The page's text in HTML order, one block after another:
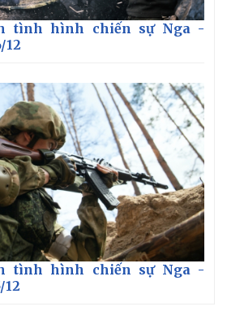
tình hình chiến sự Nga -
12
tình hình chiến sự Nga -